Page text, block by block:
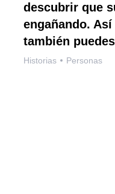
descubrir que
engañando.
también
Historias Personas